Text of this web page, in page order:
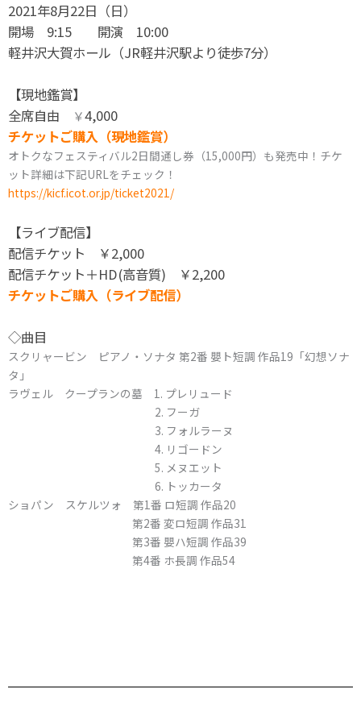
2021年8月22日（日）
開場 9:15 開演 10:00
軽井沢大賀ホール（JR軽井沢駅より徒歩7分）
【現地鑑賞】
全席自由
￥4,000
チケットご購入（現地鑑賞）
オトクなフェスティバル2日間通し券（15,000円）も発売中！チケ
ット詳細は下記URLをチェック！
https://kicf.icot.or.jp/ticket2021/
【ライブ配信】
配信チケット ￥2,000
配信チケット＋HD(高音質) ￥2,200
チケットご購入（ライブ配信）
◇曲目
スクリャービン ピアノ・ソナタ 第2番 嬰ト短調 作品19「幻想ソナ
タ」
ラヴェル クープランの墓 1. プレリュード
2. フーガ
3. フォルラーヌ
4. リゴードン
5. メヌエット
6. トッカータ
ショパン スケルツォ 第1番 ロ短調 作品20
第2番 変ロ短調 作品31
第3番 嬰ハ短調 作品39
第4番 ホ長調 作品54